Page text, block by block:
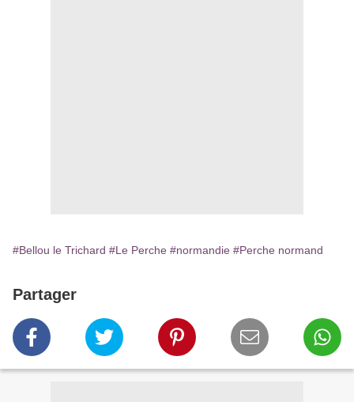
#Bellou le Trichard #Le Perche #normandie #Perche normand
Partager